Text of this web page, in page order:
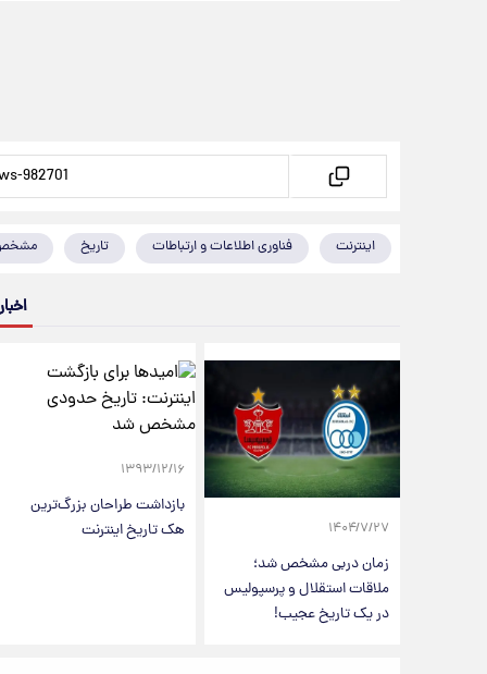
اینترنت فناوری اطلاعات و ارتباطات تاریخ
۱۴۰۴/۷/۲۷
زمان دربی مشخص شد؛
ملاقات استقلال و پرسپولیس
در یک تاریخ عجیب!
۱۳۹۳/۱۲/۱۶
بازداشت طراحان بزرگ‌ترین
هک تاریخ اینترنت